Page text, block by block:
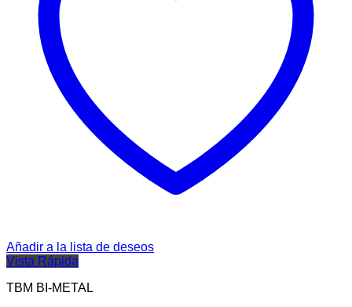
Añadir a la lista de deseos
Vista Rápida
TBM BI-METAL